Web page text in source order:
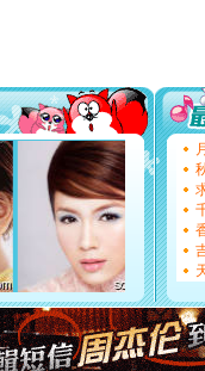
你太多，
要平安！
[圣诞节]不
能正大光
都要快乐
[圣诞节]
如意,快乐
[元旦]
看
断电。爱
你是我专
[元旦]如果
起；二是
离。水晶
[元旦]当我